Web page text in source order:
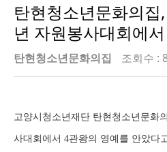
탄현청소년문화의
년 자원봉사대회에
탄현청소년문화의집 조회수 :
고양시청소년재단 탄현청소년문화
사대회에서 4관왕의 영예를 안았다